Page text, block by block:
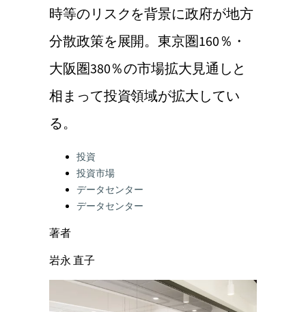
時等のリスクを背景に政府が地方
分散政策を展開。東京圏160％・
大阪圏380％の市場拡大見通しと
相まって投資領域が拡大してい
る。
Categories:
投資
投資市場
データセンター
データセンター
著者
岩永 直子